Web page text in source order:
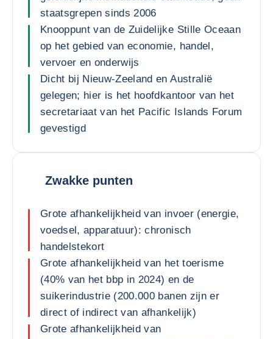
staatsgrepen sinds 2006
Knooppunt van de Zuidelijke Stille Oceaan
op het gebied van economie, handel,
vervoer en onderwijs
Dicht bij Nieuw-Zeeland en Australië
gelegen; hier is het hoofdkantoor van het
secretariaat van het Pacific Islands Forum
gevestigd
Zwakke punten
Grote afhankelijkheid van invoer (energie,
voedsel, apparatuur): chronisch
handelstekort
Grote afhankelijkheid van het toerisme
(40% van het bbp in 2024) en de
suikerindustrie (200.000 banen zijn er
direct of indirect van afhankelijk)
Grote afhankelijkheid van